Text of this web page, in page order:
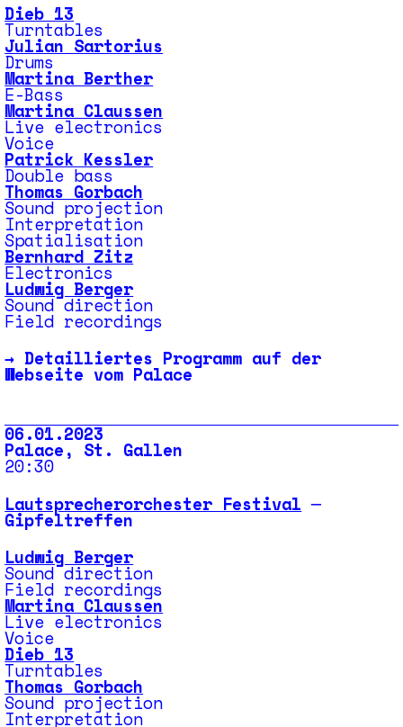
Dieb 13
Turntables
Julian Sartorius
Drums
Martina Berther
E-Bass
Martina Claussen
Live electronics
Voice
Patrick Kessler
Double bass
Thomas Gorbach
Sound projection
Interpretation
Spatialisation
Bernhard Zitz
Electronics
Ludwig Berger
Sound direction
Field recordings
→ Detailliertes Programm auf der
Webseite vom Palace
06.01.2023
Palace, St. Gallen
20:30
Lautsprecherorchester Festival ─
Gipfeltreffen
Ludwig Berger
Sound direction
Field recordings
Martina Claussen
Live electronics
Voice
Dieb 13
Turntables
Thomas Gorbach
Sound projection
Interpretation